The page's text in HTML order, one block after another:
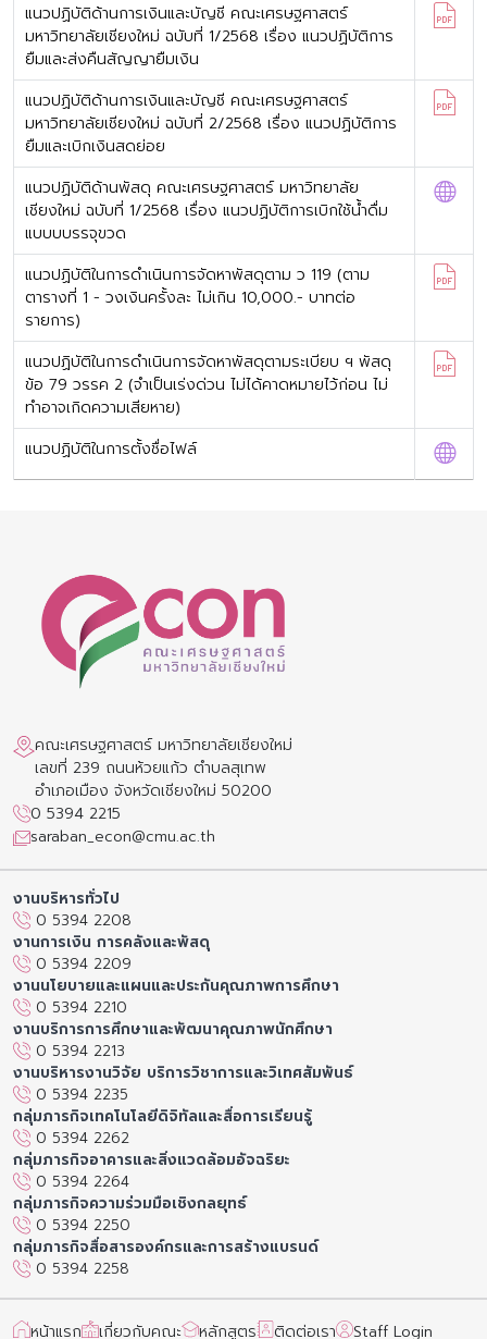
แนวปฏิบัติด้านการเงินและบัญชี คณะเศรษฐศาสตร์
มหาวิทยาลัยเชียงใหม่ ฉบับที่ 1/2568 เรื่อง แนวปฏิบัติการ
ยืมและส่งคืนสัญญายืมเงิน
แนวปฏิบัติด้านการเงินและบัญชี คณะเศรษฐศาสตร์
มหาวิทยาลัยเชียงใหม่ ฉบับที่ 2/2568 เรื่อง แนวปฏิบัติการ
ยืมและเบิกเงินสดย่อย
แนวปฏิบัติด้านพัสดุ คณะเศรษฐศาสตร์ มหาวิทยาลัย
เชียงใหม่ ฉบับที่ 1/2568 เรื่อง แนวปฏิบัติการเบิกใช้น้ำดื่ม
แบบบบรรจุขวด
แนวปฏิบัติในการดำเนินการจัดหาพัสดุตาม ว 119 (ตาม
ตารางที่ 1 - วงเงินครั้งละ ไม่เกิน 10,000.- บาทต่อ
รายการ)
แนวปฏิบัติในการดำเนินการจัดหาพัสดุตามระเบียบ ฯ พัสดุ
ข้อ 79 วรรค 2 (จำเป็นเร่งด่วน ไม่ได้คาดหมายไว้ก่อน ไม่
ทำอาจเกิดความเสียหาย)
แนวปฏิบัติในการตั้งชื่อไฟล์
คณะเศรษฐศาสตร์ มหาวิทยาลัยเชียงใหม่
เลขที่ 239 ถนนห้วยแก้ว ตำบลสุเทพ
อำเภอเมือง จังหวัดเชียงใหม่ 50200
0 5394 2215
saraban_econ@cmu.ac.th
งานบริหารทั่วไป
0 5394 2208
งานการเงิน การคลังและพัสดุ
0 5394 2209
งานนโยบายและแผนและประกันคุณภาพการศึกษา
0 5394 2210
งานบริการการศึกษาและพัฒนาคุณภาพนักศึกษา
0 5394 2213
งานบริหารงานวิจัย บริการวิชาการและวิเทศสัมพันธ์
0 5394 2235
กลุ่มภารกิจเทคโนโลยีดิจิทัลและสื่อการเรียนรู้
0 5394 2262
กลุ่มภารกิจอาคารและสิ่งแวดล้อมอัจฉริยะ
0 5394 2264
กลุ่มภารกิจความร่วมมือเชิงกลยุทธ์
0 5394 2250
กลุ่มภารกิจสื่อสารองค์กรและการสร้างแบรนด์
0 5394 2258
หน้าแรก เกี่ยวกับคณะ หลักสูตร ติดต่อเรา Staff Login